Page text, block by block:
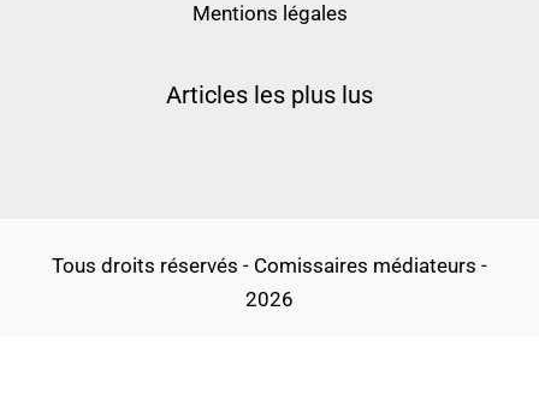
Mentions légales
Articles les plus lus
Tous droits réservés - Comissaires médiateurs -
2026